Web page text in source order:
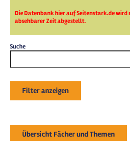
Die Datenbank hier auf Seitenstark.de
absehbarer Zeit abgestellt.
Suche
Filter anzeigen
Übersicht Fächer und Themen